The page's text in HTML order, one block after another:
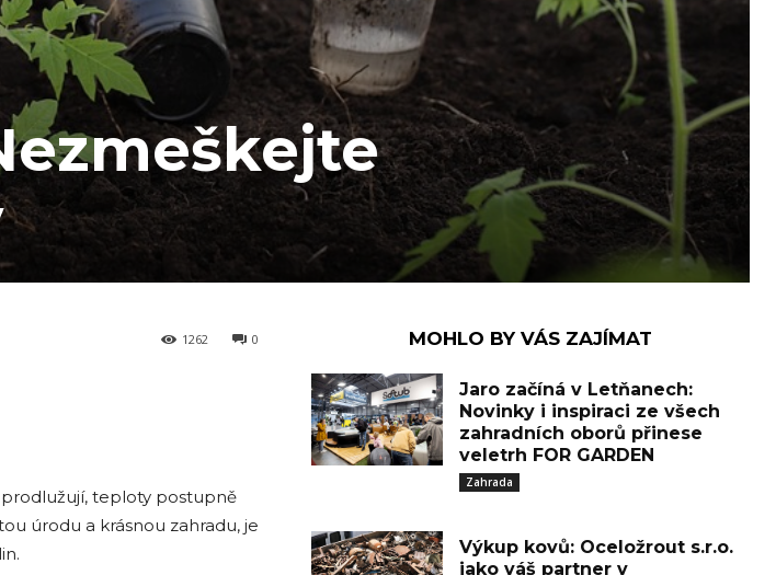
0
1262
prodlužují, teploty postupně
úrodu a krásnou zahradu, je
MOHLO BY VÁS ZAJÍMAT
Jaro začíná v Letňanech:
Novinky i inspiraci ze všech
zahradních oborů přinese
veletrh FOR GARDEN
Zahrada
Výkup kovů: Oceložrout s.r.o.
jako váš partner v